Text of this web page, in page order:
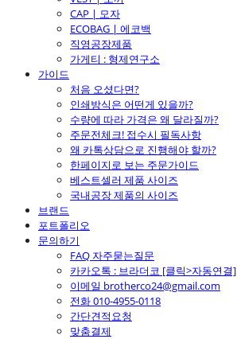
CAP | 모자
ECOBAG | 에코백
직영공장제품
가게티 : 형제연구소
가이드
처음 오셨다면?
인쇄방식은 어떤게 있을까?
수량에 따라 가격은 왜 달라질까?
주문전체크! 접수시 필독사항
왜 카톡상담으로 진행해야 할까?
한페이지로 보는 주문가이드
베스트셀러 제품 사이즈
국내공장 제품의 사이즈
브랜드
포트폴리오
문의하기
FAQ 자주묻는질문
카카오톡 : 브라더코 [클릭>자동연결]
이메일 brotherco24@gmail.com
전화 010-4955-0118
간단견적요청
맞춤결제